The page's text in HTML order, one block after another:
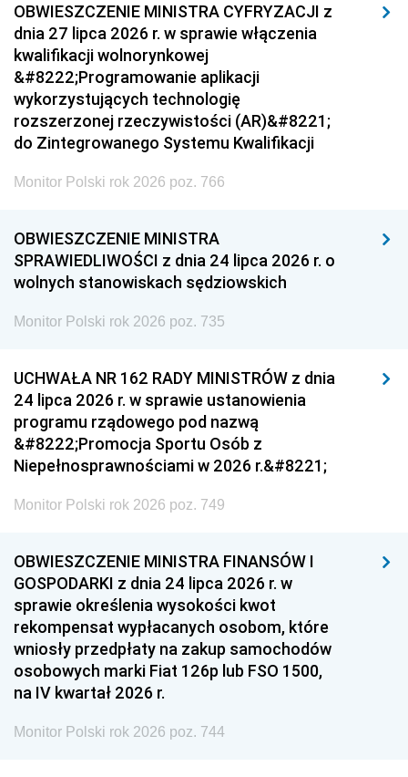
OBWIESZCZENIE MINISTRA CYFRYZACJI z
dnia 27 lipca 2026 r. w sprawie włączenia
kwalifikacji wolnorynkowej
&#8222;Programowanie aplikacji
wykorzystujących technologię
rozszerzonej rzeczywistości (AR)&#8221;
do Zintegrowanego Systemu Kwalifikacji
Monitor Polski rok 2026 poz. 766
OBWIESZCZENIE MINISTRA
SPRAWIEDLIWOŚCI z dnia 24 lipca 2026 r. o
wolnych stanowiskach sędziowskich
Monitor Polski rok 2026 poz. 735
UCHWAŁA NR 162 RADY MINISTRÓW z dnia
24 lipca 2026 r. w sprawie ustanowienia
programu rządowego pod nazwą
&#8222;Promocja Sportu Osób z
Niepełnosprawnościami w 2026 r.&#8221;
Monitor Polski rok 2026 poz. 749
OBWIESZCZENIE MINISTRA FINANSÓW I
GOSPODARKI z dnia 24 lipca 2026 r. w
sprawie określenia wysokości kwot
rekompensat wypłacanych osobom, które
wniosły przedpłaty na zakup samochodów
osobowych marki Fiat 126p lub FSO 1500,
na IV kwartał 2026 r.
Monitor Polski rok 2026 poz. 744